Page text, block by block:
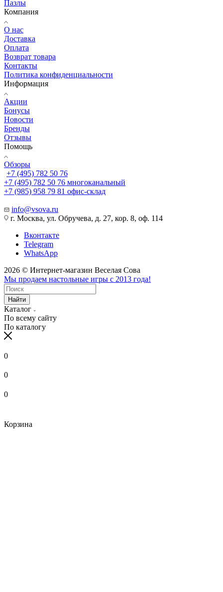
Пазлы
Компания
О нас
Доставка
Оплата
Возврат товара
Контакты
Политика конфиденциальности
Информация
Акции
Бонусы
Новости
Бренды
Отзывы
Помощь
Обзоры
+7 (495) 782 50 76
+7 (495) 782 50 76 многоканальный
+7 (985) 958 79 81 офис-склад
info@vsova.ru
г. Москва, ул. Обручева, д. 27, кор. 8, оф. 114
Вконтакте
Telegram
WhatsApp
2026 © Интернет-магазин Веселая Сова
Мы продаем настольные игры с 2013 года!
Найти
Каталог
По всему сайту
По каталогу
0
0
0
Корзина